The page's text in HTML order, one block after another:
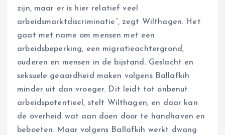
zijn, maar er is hier relatief veel
arbeidsmarktdiscriminatie”, zegt Wilthagen. Het
gaat met name om mensen met een
arbeidsbeperking, een migratieachtergrond,
ouderen en mensen in de bijstand. Geslacht en
seksuele geaardheid maken volgens Ballafkih
minder uit dan vroeger. Dit leidt tot onbenut
arbeidspotentieel, stelt Wilthagen, en daar kan
de overheid wat aan doen door te handhaven en
beboeten. Maar volgens Ballafkih werkt dwang